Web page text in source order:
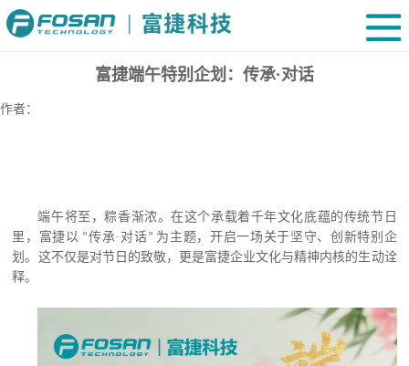
富捷端午特别企划：传承·对话
作者：
端午将至，粽香渐浓。在这个承载着千年文化底蕴的传统节日
里，富捷以 “传承· 对话” 为主题，开启一场关于坚守、创新特别企
划。这不仅是对节日的致敬，更是富捷企业文化与精神内核的生动诠
释。